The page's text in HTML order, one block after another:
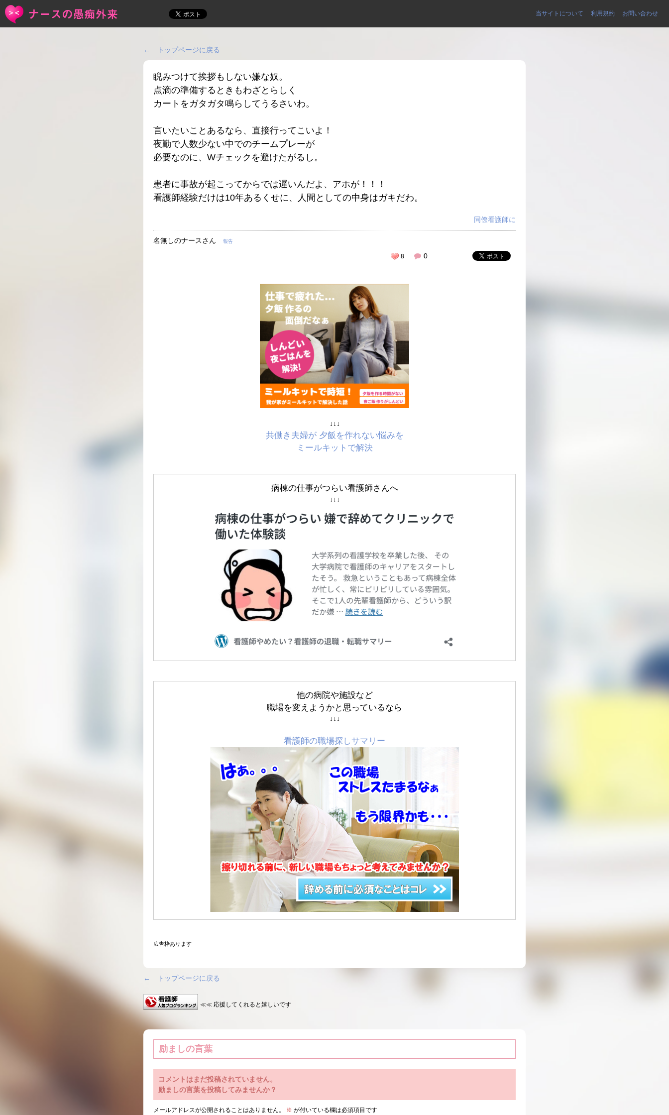
当サイトについて 利用規約 お問い合わせ
← トップページに戻る
睨みつけて挨拶もしない嫌な奴。
点滴の準備するときもわざとらしく
カートをガタガタ鳴らしてうるさいわ。
言いたいことあるなら、直接行ってこいよ！
夜勤で人数少ない中でのチームプレーが
必要なのに、Wチェックを避けたがるし。
患者に事故が起こってからでは遅いんだよ、アホが！！！
看護師経験だけは10年あるくせに、人間としての中身はガキだわ。
同僚看護師に
名無しのナースさん 報告
0
8
↓↓↓
共働き夫婦が 夕飯を作れない悩みを
ミールキットで解決
病棟の仕事がつらい看護師さんへ
↓↓↓
他の病院や施設など
職場を変えようかと思っているなら
↓↓↓
看護師の職場探しサマリー
広告枠あります
← トップページに戻る
≪≪ 応援してくれると嬉しいです
励ましの言葉
コメントはまだ投稿されていません。
励ましの言葉を投稿してみませんか？
メールアドレスが公開されることはありません。 ※ が付いている欄は必須項目です